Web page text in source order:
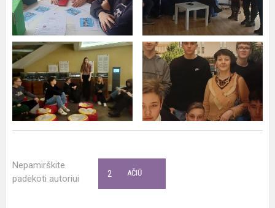
Nepamirškite
padėkoti autoriui
AČIŪ
2